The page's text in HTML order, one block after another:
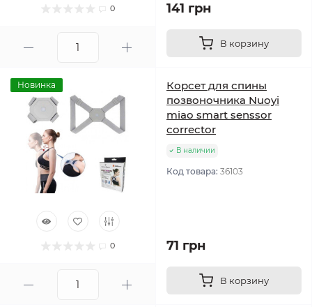
0 141 грн
В корзину
Новинка
0
Корсет для спины
позвоночника Nuoyi
miao smart senssor
corrector
В наличии
Код товара: 36103
71 грн
В корзину